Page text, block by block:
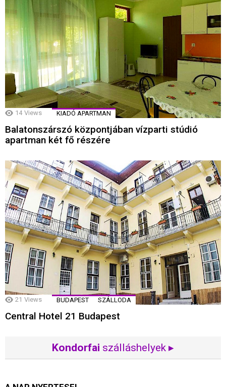
14 Views KIADÓ APARTMAN
Balatonszárszó központjában vízparti stúdió
apartman két fő részére
21 Views BUDAPEST SZÁLLODA
Central Hotel 21 Budapest
Kondorfai szálláshelyek ▸